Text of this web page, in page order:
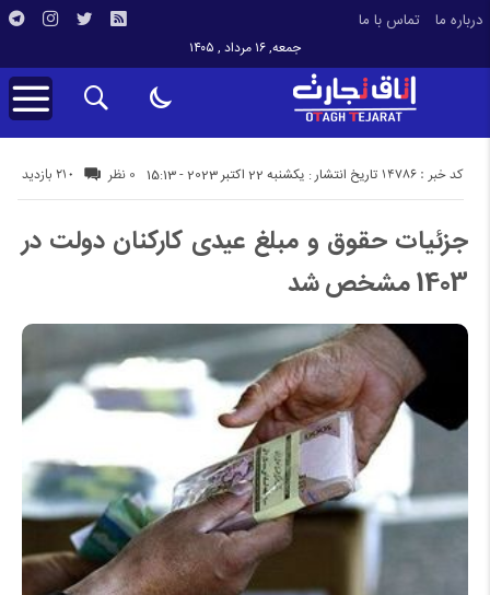
درباره ما تماس با ما
جمعه, ۱۶ مرداد , ۱۴۰۵
تاریخ انتشار : یکشنبه 22 اکتبر 2023 - 15:13 210 بازدید کد خبر : 14786 0 نظر
جزئیات حقوق و مبلغ عیدی کارکنان دولت در
1403 مشخص شد